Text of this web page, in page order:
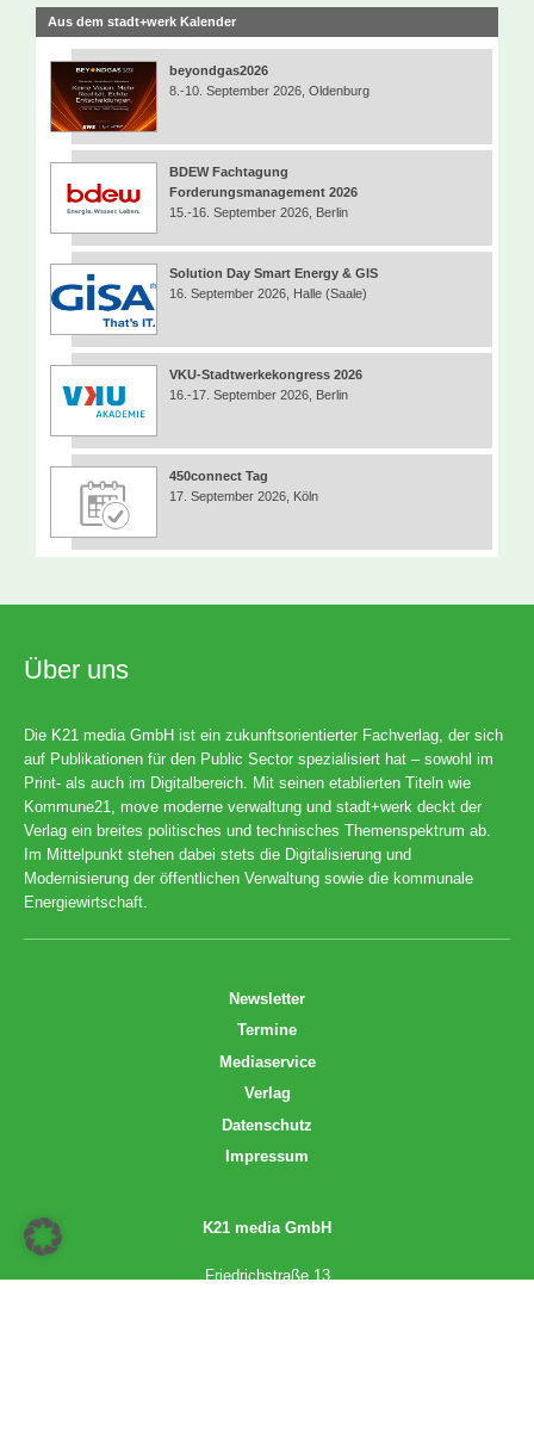
Aus dem stadt+werk Kalender
beyondgas2026
8.-10. September 2026, Oldenburg
BDEW Fachtagung
Forderungsmanagement 2026
15.-16. September 2026, Berlin
Solution Day Smart Energy & GIS
16. September 2026, Halle (Saale)
VKU-Stadtwerkekongress 2026
16.-17. September 2026, Berlin
450connect Tag
17. September 2026, Köln
Über uns
Die K21 media GmbH ist ein zukunftsorientierter Fachverlag, der sich
auf Publikationen für den Public Sector spezialisiert hat – sowohl im
Print- als auch im Digitalbereich. Mit seinen etablierten Titeln wie
Kommune21, move moderne verwaltung und stadt+werk deckt der
Verlag ein breites politisches und technisches Themenspektrum ab.
Im Mittelpunkt stehen dabei stets die Digitalisierung und
Modernisierung der öffentlichen Verwaltung sowie die kommunale
Energiewirtschaft.
Newsletter
Termine
Mediaservice
Verlag
Datenschutz
Impressum
K21 media GmbH
Friedrichstraße 13